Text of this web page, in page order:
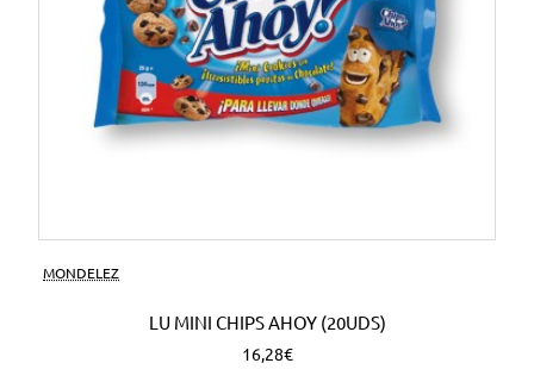
MONDELEZ
LU MINI CHIPS AHOY (20UDS)
16,28€